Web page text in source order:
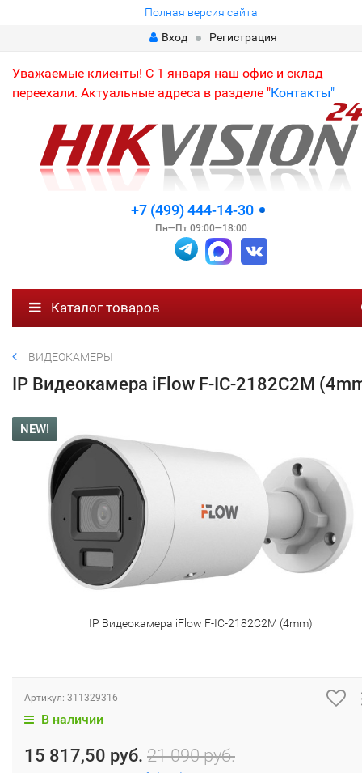
Полная версия сайта
Вход
Регистрация
Уважаемые клиенты! С 1 января наш офис и склад
переехали. Актуальные адреса в разделе "Контакты"
+7 (499) 444-14-30
Пн—Пт 09:00—18:00
Каталог товаров
ВИДЕОКАМЕРЫ
IP Видеокамера iFlow F-IC-2182C2M
NEW!
IP Видеокамера iFlow F-IC-2182C2M (4mm)
Артикул: 311329316
В наличии
15 817,50 руб. 21 090 руб.